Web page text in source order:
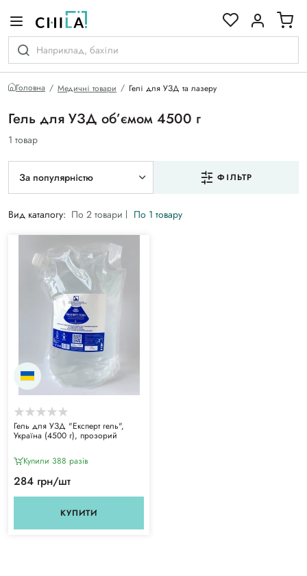
Головна Медичні товари Гелі для УЗД та лазеру
Гель для УЗД об’ємом 4500 г
1 товар
За популярністю ФІЛЬТР
Вид каталогу: По 2 товари По 1 товару
Гель для УЗД "Експерт гель",
Україна (4500 г), прозорий
Купили 388 разiв
284 грн/шт
КУПИТИ
гамі